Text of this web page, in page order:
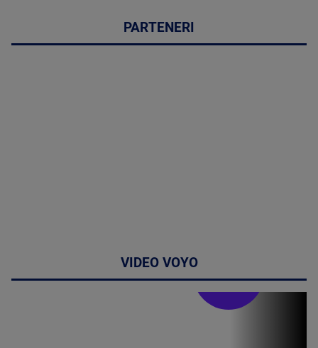
PARTENERI
VIDEO VOYO